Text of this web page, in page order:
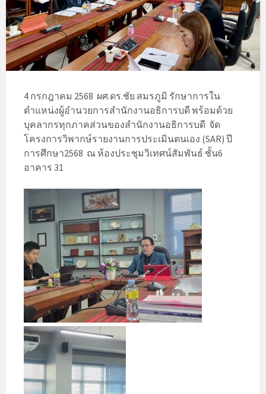
4 กรกฎาคม 2568 ผศ.ดร.ชัย สมรภูมิ รักษาการใน
ตำแหน่งผู้อำนวยการสำนักงานอธิการบดี พร้อมด้วย
บุคลากรทุกภาคส่วนของสำนักงานอธิการบดี จัด
โครงการวิพากษ์รายงานการประเมินตนเอง (SAR) ปี
การศึกษา2568 ณ ห้องประชุมวิเทศน์สัมพันธ์ ชั้น6
อาคาร 31